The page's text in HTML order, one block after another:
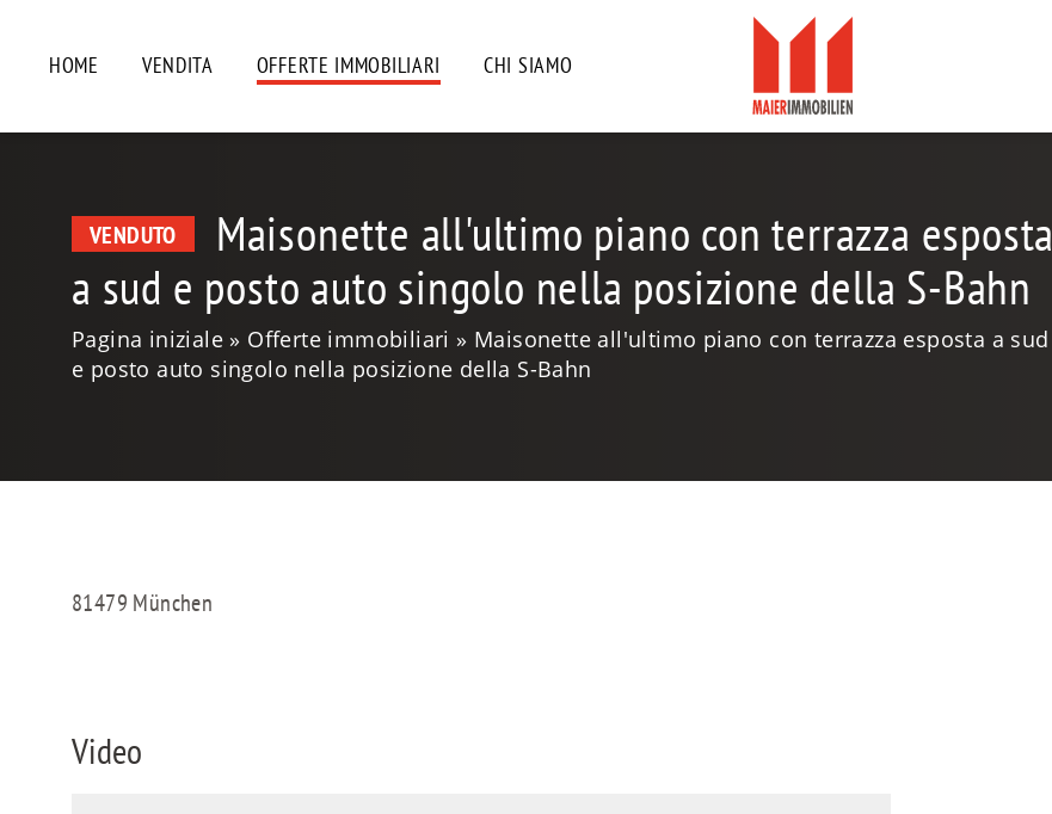
HOME VENDITA OFFERTE IMMOBILIARI CHI SIAMO
VENDUTO
Maisonette all'ultimo piano con terrazza esposta
a sud e posto auto singolo nella posizione della S-Bahn
Pagina iniziale Offerte immobiliari
Maisonette all'ultimo piano con terrazza esposta a sud
e posto auto singolo nella posizione della S-Bahn
81479 München
Video